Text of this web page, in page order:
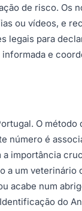
de risco. Os
ou vídeos, e
legais para
e
O
é
importância
a um
acabe num
do